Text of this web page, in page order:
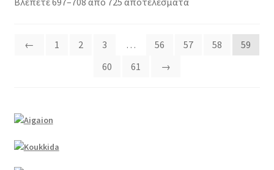
← 1 2 3 … 56 57 58
59
60
61 →